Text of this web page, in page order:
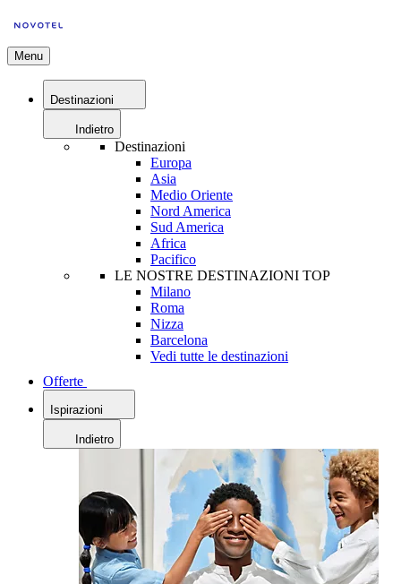
Menu
Destinazioni
Indietro
Destinazioni
Europa
Asia
Medio Oriente
Nord America
Sud America
Africa
Pacifico
LE NOSTRE DESTINAZIONI TOP
Milano
Roma
Nizza
Barcelona
Vedi tutte le destinazioni
Offerte
Ispirazioni
Indietro